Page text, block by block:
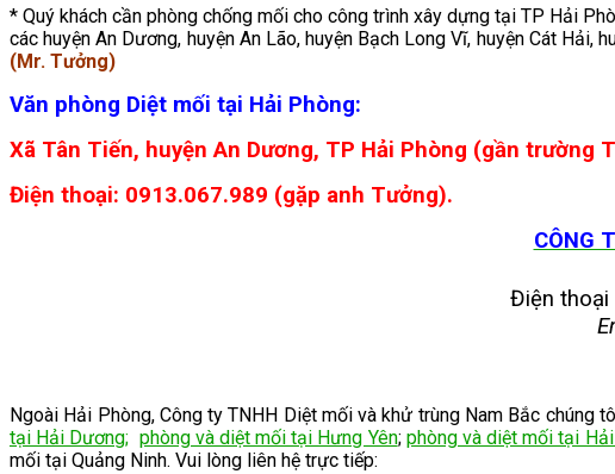
* Quý khách cần phòng chống mối cho công trình xây dựng tại TP Hải
các huyện An Dương, huyện An Lão, huyện Bạch Long Vĩ, huyện Cát Hải,
(Mr. Tưởng)
Văn phòng Diệt mối tại Hải Phòng:
Xã Tân Tiến, huyện An Dương, TP Hải Phòng (gần trường
Điện thoại: 0913.067.989 (gặp anh Tưởng).
CÔNG
Điện thoại
Ngoài Hải Phòng, Công ty TNHH Diệt mối và khử trùng Nam Bắc chúng
tại Hải Dương; phòng và diệt mối tại Hưng Yên; phòng và diệt mối tại
mối tại Quảng Ninh. Vui lòng liên hệ trực tiếp: